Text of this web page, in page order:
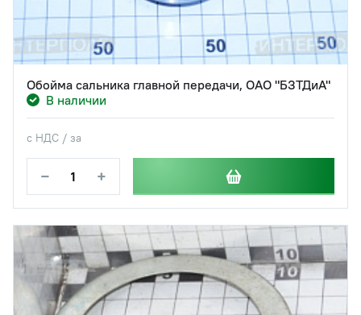
Обойма сальника главной передачи, ОАО "БЗТДиА"
В наличии
с НДС / за
− +